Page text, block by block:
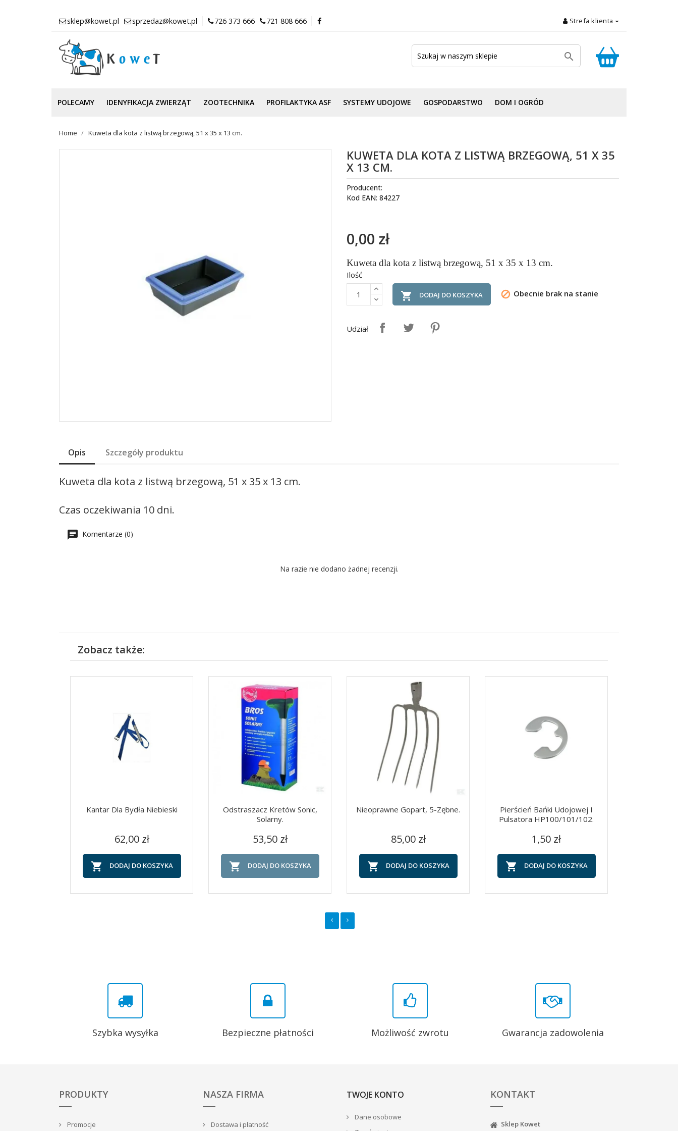
sklep@kowet.pl sprzedaz@kowet.pl 726 373 666 721 808 666 Strefa klienta

POLECAMY IDENYFIKACJA ZWIERZĄT ZOOTECHNIKA PROFILAKTYKA ASF SYSTEMY UDOJOWE GOSPODARSTWO DOM I OGRÓD
Home Kuweta dla kota z listwą brzegową, 51 x 35 x 13 cm.
KUWETA DLA KOTA Z LISTWĄ BRZEGOWĄ, 51 X 35
X 13 CM.
Producent:
Kod EAN: 84227
0,00 zł
Kuweta dla kota z listwą brzegową, 51 x 35 x 13 cm.
Ilość
 DODAJ DO KOSZYKA  Obecnie brak na stanie
Udział
Opis Szczegóły produktu
Kuweta dla kota z listwą brzegową, 51 x 35 x 13 cm.
Czas oczekiwania 10 dni.
Komentarze (0)
Na razie nie dodano żadnej recenzji.
Zobacz także:
Szybki podgląd
Kantar Dla Bydła Niebieski
Cena
62,00 zł
 DODAJ DO KOSZYKA
Szybki podgląd
Odstraszacz Kretów Sonic,
Solarny.
Cena
53,50 zł
 DODAJ DO KOSZYKA
Szybki podgląd
Nieoprawne Gopart, 5-Zębne.
Cena
85,00 zł
 DODAJ DO KOSZYKA
Szybki podgląd
Pierścień Bańki Udojowej I
Pulsatora HP100/101/102.
Cena
1,50 zł
 DODAJ DO KOSZYKA
Szybka wysyłka Bezpieczne płatności Możliwość zwrotu Gwarancja zadowolenia
PRODUKTY
Promocje
NASZA FIRMA
Dostawa i płatność
TWOJE KONTO
Dane osobowe
KONTAKT
Sklep Kowet